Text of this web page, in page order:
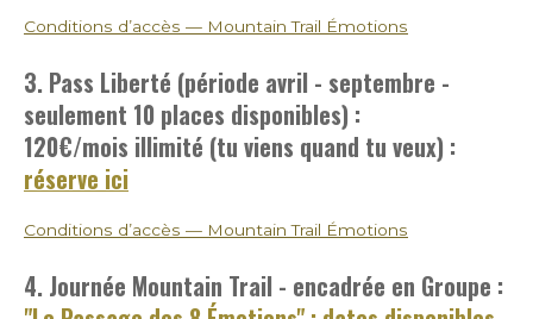
Conditions d’accès — Mountain Trail Émotions
3. Pass Liberté (période avril - septembre -
seulement 10 places disponibles) :
120€/mois illimité (tu viens quand tu veux) :
réserve ici
Conditions d’accès — Mountain Trail Émotions
4. Journée Mountain Trail - encadrée en Groupe :